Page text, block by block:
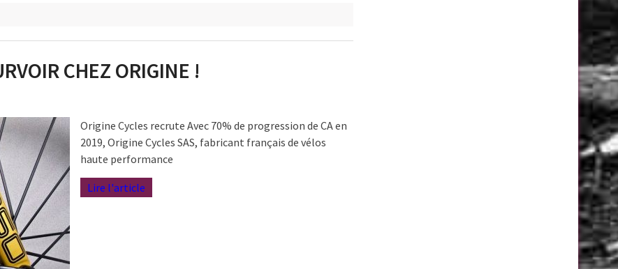
CHEZ ORIGINE !
Origine Cycles recrute Avec 70% de progression de CA en
2019, Origine Cycles SAS, fabricant français de vélos
haute performance
Lire l'article